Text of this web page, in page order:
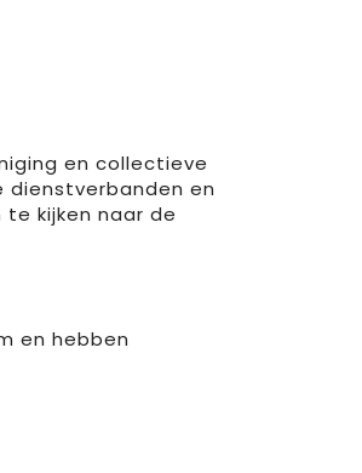
en collectieve
dienstverbanden en
kijken naar de
en hebben